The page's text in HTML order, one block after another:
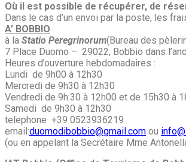
Où il est possible de récupérer, de
Dans le cas d’un envoi par la poste, les
A’ BOBBIO
à la Statio Peregrinorum(Bureau des
7 Place Duomo – 29022, Bobbio dans
Heures d’ouverture hebdomadaires :
Lundi de 9h00 à 12h30
Mercredi de 9h30 à 12h30
Vendredi de 9h:30 à 12h00 et de 15h30 à
Samedi de 9h30 à 12h30
telephone +39 0523936219
email:duomodibobbio@gmail.com ou
(ou en appelant la Secrétaire Mme